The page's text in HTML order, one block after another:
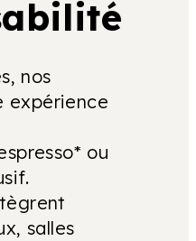
nos
expérience
ou
salles